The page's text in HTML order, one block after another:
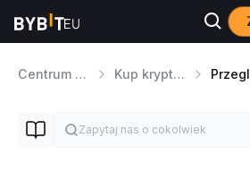
Centrum pomocy Kup kryptowalutę